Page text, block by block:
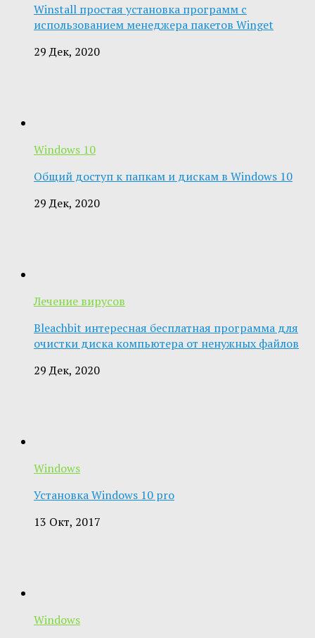
Winstall простая установка программ с
использованием менеджера пакетов Winget
29 Дек, 2020
Windows 10
Общий доступ к папкам и дискам в Windows 10
29 Дек, 2020
Лечение вирусов
Bleachbit интересная бесплатная программа для
очистки диска компьютера от ненужных файлов
29 Дек, 2020
Windows
Установка Windows 10 pro
13 Окт, 2017
Windows